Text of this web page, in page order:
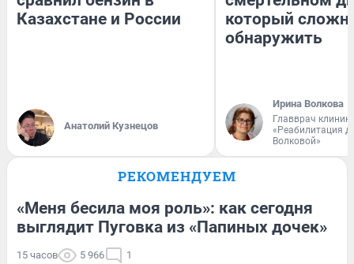
Казахстане и России
Анатолий Кузнецов
который
обнаружить
Ирина Волкова
Главврач
«Реабилитация
Волковой»
РЕКОМЕНДУЕМ
«Меня бесила моя роль»: как сегодня
выглядит Пуговка из «Папиных дочек»
15 часов 5 966 1